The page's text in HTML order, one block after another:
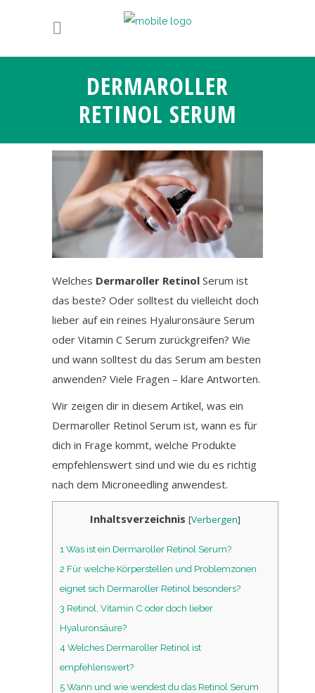
DERMAROLLER
RETINOL SERUM
Welches Dermaroller Retinol Serum ist
das beste? Oder solltest du vielleicht doch
lieber auf ein reines Hyaluronsäure Serum
oder Vitamin C Serum zurückgreifen? Wie
und wann solltest du das Serum am besten
anwenden? Viele Fragen – klare Antworten.
Wir zeigen dir in diesem Artikel, was ein
Dermaroller Retinol Serum ist, wann es für
dich in Frage kommt, welche Produkte
empfehlenswert sind und wie du es richtig
nach dem Microneedling anwendest.
Inhaltsverzeichnis [Verbergen]
1 Was ist ein Dermaroller Retinol Serum?
2 Für welche Körperstellen und Problemzonen
eignet sich Dermaroller Retinol besonders?
3 Retinol, Vitamin C oder doch lieber
Hyaluronsäure?
4Welches Dermaroller Retinol ist
empfehlenswert?
5Wann und wie wendest du das Retinol Serum